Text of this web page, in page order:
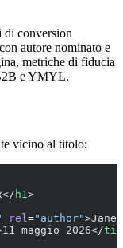
di conversion
autore nominato e
metriche di fiducia
e YMYL.
vicino al titolo:
h1>
rel="author">Jane
maggio 2026</